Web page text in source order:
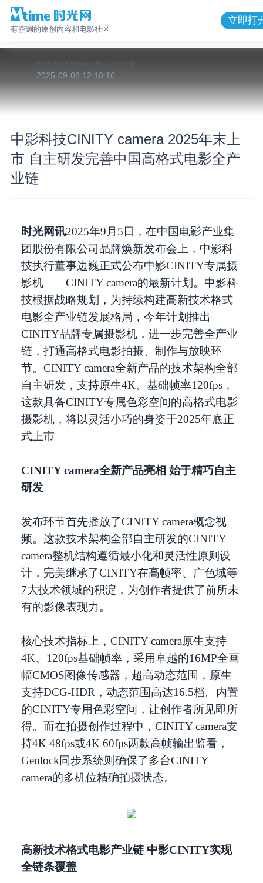
有腔调的原创内容和电影社区
立即打
时光快讯Mtime 发布的 文章
2025-09-08 12:10:16
中影科技CINITY camera 2025年末上
市 自主研发完善中国高格式电影全产
业链
时光网讯2025年9月5日，在中国电影产业集
团股份有限公司品牌焕新发布会上，中影科
技执行董事边巍正式公布中影CINITY专属摄
影机——CINITY camera的最新计划。中影科
技根据战略规划，为持续构建高新技术格式
电影全产业链发展格局，今年计划推出
CINITY品牌专属摄影机，进一步完善全产业
链，打通高格式电影拍摄、制作与放映环
节。CINITY camera全新产品的技术架构全部
自主研发，支持原生4K、基础帧率120fps，
这款具备CINITY专属色彩空间的高格式电影
摄影机，将以灵活小巧的身姿于2025年底正
式上市。
CINITY camera全新产品亮相 始于精巧自主
研发
发布环节首先播放了CINITY camera概念视
频。这款技术架构全部自主研发的CINITY
camera整机结构遵循最小化和灵活性原则设
计，完美继承了CINITY在高帧率、广色域等
7大技术领域的积淀，为创作者提供了前所未
有的影像表现力。
核心技术指标上，CINITY camera原生支持
4K、120fps基础帧率，采用卓越的16MP全画
幅CMOS图像传感器，超高动态范围，原生
支持DCG-HDR，动态范围高达16.5档。内置
的CINITY专用色彩空间，让创作者所见即所
得。而在拍摄创作过程中，CINITY camera支
持4K 48fps或4K 60fps两款高帧输出监看，
Genlock同步系统则确保了多台CINITY
camera的多机位精确拍摄状态。
高新技术格式电影产业链 中影CINITY实现
全链条覆盖